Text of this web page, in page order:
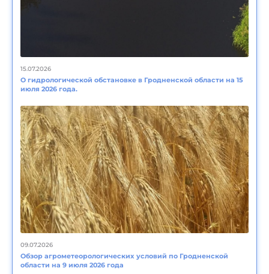
15.07.2026
О гидрологической обстановке в Гродненской области на 15
июля 2026 года.
09.07.2026
Обзор агрометеорологических условий по Гродненской
области на 9 июля 2026 года